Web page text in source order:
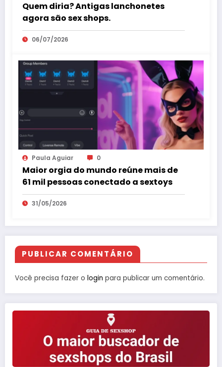
Quem diria? Antigas lanchonetes
agora são sex shops.
06/07/2026
Paula Aguiar 0
Maior orgia do mundo reúne mais de
61 mil pessoas conectado a sextoys
31/05/2026
PUBLICAR COMENTÁRIO
Você precisa fazer o login para publicar um comentário.